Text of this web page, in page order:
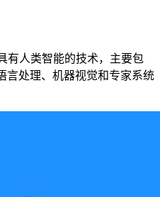
有人类智能的技术，主要包
言处理、机器视觉和专家系统